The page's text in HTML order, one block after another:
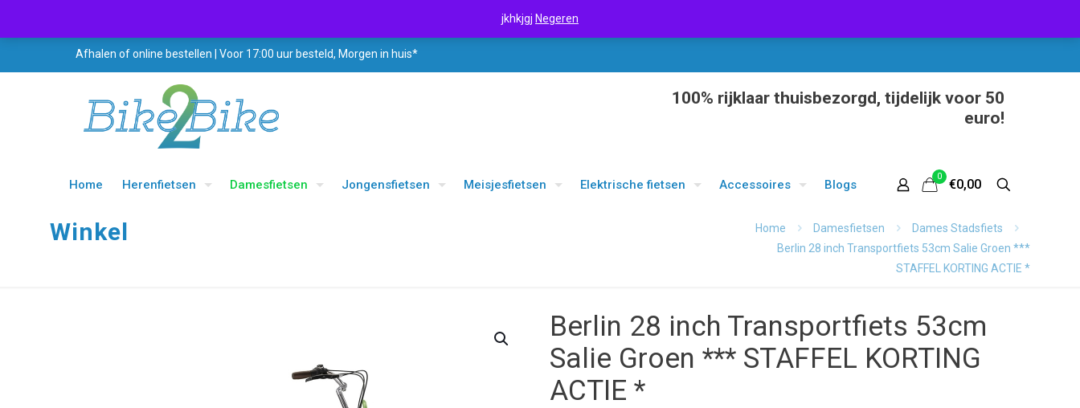
Afhalen of online bestellen | Voor 17:00 uur besteld, Morgen in huis*
Home Herenfietsen Damesfietsen Jongensfietsen Meisjesfietsen Elektrische fietsen Accessoires Blogs
100% rijklaar thuisbezorgd, tijdelijk voor 50
euro!
0
€0,00
Winkel Home Damesfietsen
Dames Stadsfiets
Berlin 28 inch Transportfiets 53cm Salie Groen ***
STAFFEL KORTING ACTIE *
Berlin 28 inch Transportfiets 53cm
Salie Groen *** STAFFEL KORTING
ACTIE *
jkhkjgj Negeren